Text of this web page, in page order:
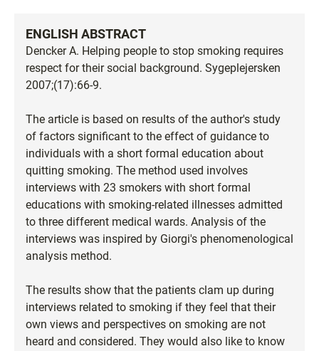
ENGLISH ABSTRACT
Dencker A. Helping people to stop smoking requires
respect for their social background. Sygeplejersken
2007;(17):66-9.
The article is based on results of the author's study
of factors significant to the effect of guidance to
individuals with a short formal education about
quitting smoking. The method used involves
interviews with 23 smokers with short formal
educations with smoking-related illnesses admitted
to three different medical wards. Analysis of the
interviews was inspired by Giorgi's phenomenological
analysis method.
The results show that the patients clam up during
interviews related to smoking if they feel that their
own views and perspectives on smoking are not
heard and considered. They would also like to know